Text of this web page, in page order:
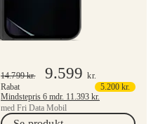
14.799kr. 9.599kr.
Rabat
5.200 kr.
Mindstepris 6 mdr. 11.393 kr.
med Fri Data Mobil